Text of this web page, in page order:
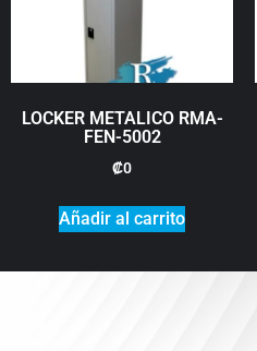
LOCKER METALICO RMA-
FEN-5002
₡0
Añadir al carrito